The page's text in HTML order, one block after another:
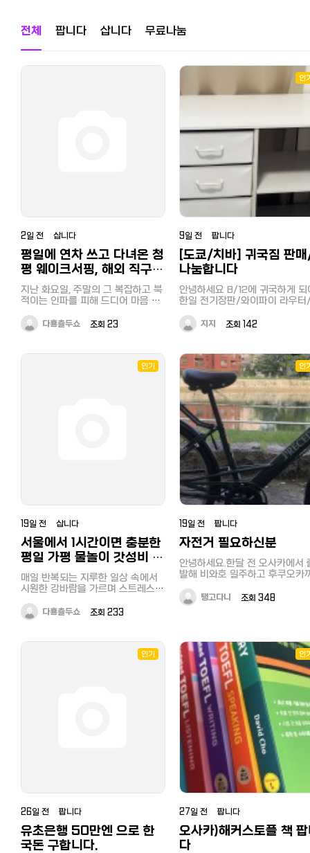
전체 팝니다 삽니다 무료나눔
2일 전 삽니다
평일에 연차 쓰고 다녀온 청
평 웨이크서핑, 해외 직구
보드로 즐기면 얼마나 더 짜
릿할까?
지난 화요일, 주말의 그 복잡하고 북
적이는 인파를 피해 드디어 마음 맞
났습니다. 평일의 청평 강가는 고요
하면서도 맑은 기운이 가득해 온전
보다 더 좋을 수 없었지요. 물살도
잔잔하고 대기 시간도 전혀 없어서
번 여정에서는 알뜰하게 레저를 즐
키지 상품을 선택했는데, 확실히 단
훨씬 적어서 아주 만족스러웠습니
다. 합리적인 예산 안에서 알차게 놀
다 보니 새 보드를 직구하기 위한 비
상금을 조금 더 아낀 듯한 기분마저
들어 절로 미소가 지어졌습니다. 물
곤해지기 마련이라 근처에서 편안하
게 쉴 수 있는 장소도 함께 예약해
하고 아늑한 시설을 갖춘 가평빠지
펜션 덕분에 젖은 옷을 편하게 갈아
방법입니다. 평일 하루를 온전히 물
만 마음만큼은 새 깃털처럼 가볍고
비용으로 수상 스포츠부터 아늑한
잠자리까지 해결해 준 가평빠지에서
다횽츌두쇼 조회 23
인
9일 전 팝니다
[도쿄/치바] 귀국짐 판
나눔합니다
안녕하세요 8/12에 귀국하게 되
한일 전기장판/와이파이 라우터
기/빨래 건조대 등 판매,나눔합
자세한 내용은 해당 링크에서 확
지지 조회 142
인기
19일 전 삽니다
서울에서 1시간이면 충분한
평일 가평 물놀이 갓성비 예
약 꿀팁
매일 반복되는 지루한 일상 속에서
시원한 강바람을 가르며 스트레스를
쯤 해보지 않으셨나요? 활동적인 레
저를 즐기는 제게 가평빠지 나들이
인데, 이번에는 복잡한 주말을 피해
평일에 아주 여유롭게 다녀왔습니
때 평일 할인 혜택을 꼼꼼히 챙기면
요. 저는 이번에 친구들과 함께 가평
고 예약했는데, 이동 거리가 짧으니
체력 소모가 적어 도착하자마자 바
다횽츌두쇼 조회 233
인
19일 전 팝니다
자전거 필요하신분
안녕하세요.한달 전 오사카에서 출
발해 비와호 일주하고 후쿠오카
카에서 21900엔에산 6단기어
자전거 10000엔에 처분합니다.
튜브 전부 새걸로 교체한걸 좀
했습니다. 자전거는 한번도 말썽
이 완벽하게 작동합니다. 참고로
자전거랑 거의 똑같은 자전거 새
델은 39900엔에 핀매 중이더라
요. 후쿠오카나 기타큐슈에서 직
래만 가능합니다. 카톡으로 연락
세요. 카톡아이디 danieltango
탱고다니 조회 348
인기
26일 전 팝니다
유초은행 50만엔 으로 한
국돈 구합니다.
인
27일 전 팝니다
오사카)해커스토플 책
다